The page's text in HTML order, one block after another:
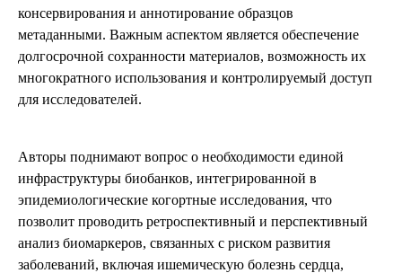
консервирования и аннотирование образцов
метаданными. Важным аспектом является обеспечение
долгосрочной сохранности материалов, возможность их
многократного использования и контролируемый доступ
для исследователей.
Авторы поднимают вопрос о необходимости единой
инфраструктуры биобанков, интегрированной в
эпидемиологические когортные исследования, что
позволит проводить ретроспективный и перспективный
анализ биомаркеров, связанных с риском развития
заболеваний, включая ишемическую болезнь сердца,